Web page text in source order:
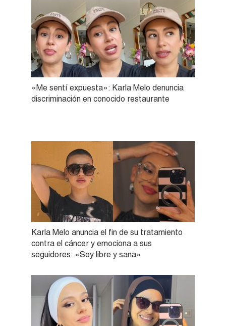
«Me sentí expuesta»: Karla Melo denuncia
discriminación en conocido restaurante
Karla Melo anuncia el fin de su tratamiento
contra el cáncer y emociona a sus
seguidores: «Soy libre y sana»